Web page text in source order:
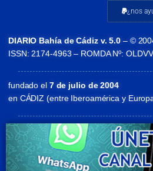
¿nos
DIARIO Bahía de Cádiz v. 5.0 – ©
ISSN: 2174-4963 – ROMDA Nº:
fundado el7 de julio de 2004
en CÁDIZ (entre Iberoamérica y